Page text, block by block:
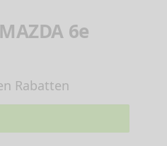
6e
Rabatten